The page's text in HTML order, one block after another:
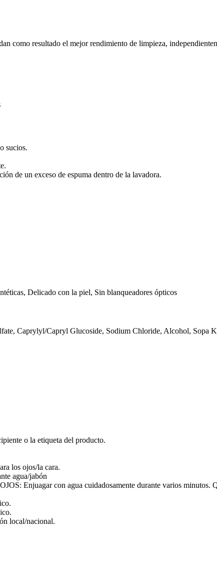
como resultado el mejor rendimiento de limpieza,
sucios.
de un exceso de espuma dentro de la lavadora.
Delicado con la piel, Sin blanqueadores ópticos
Caprylyl/Capryl Glucoside, Sodium Chloride, Alcohol, Sopa
o la etiqueta del producto.
los ojos/la cara.
agua/jabón
Enjuagar con agua cuidadosamente durante varios minutos.
local/nacional.